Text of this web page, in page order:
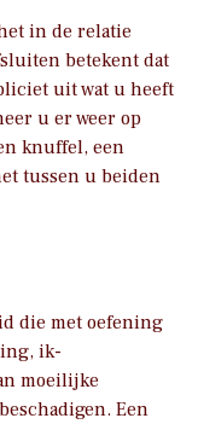
in de relatie
betekent dat
uit wat u heeft
u er weer op
knuffel, een
tussen u beiden
die met oefening
ik-
moeilijke
Een